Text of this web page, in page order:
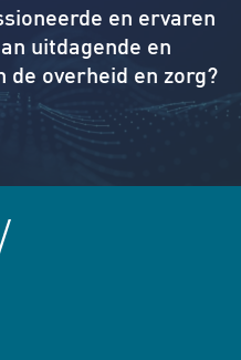
en ervaren
uitdagende en
overheid en zorg?